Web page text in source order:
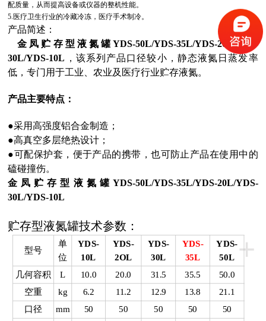
配质量，从而提高设备或仪器的整机性能。
5.医疗卫生行业的冷藏冷冻，医疗手术制冷。
产品简述：
金凤贮存型液氮罐YDS-50L/YDS-35L/YDS-20L/YDS-
30L/YDS-10L ，该系列产品口径较小，静态液氮日蒸发率
低，专门用于工业、农业及医疗行业贮存液氮。
产品主要特点：
●采用高强度铝合金制造；
●高真空多层绝热设计；
●可配保护套，便于产品的携带，也可防止产品在使用中的
磕碰撞伤。
金凤贮存型液氮罐YDS-50L/YDS-35L/YDS-20L/YDS-
30L/YDS-10L
贮存型液氮罐技术参数：
+
型号
单
位
YDS-
10L
YDS-
2OL
YDS-
30L
YDS-
35L
YDS-
50L
几何容积
L 10.0 20.0 31.5 35.5
50.0
空重
kg 6.2 11.2 12.9 13.8
21.1
口径
mm 50 50 50 50
50